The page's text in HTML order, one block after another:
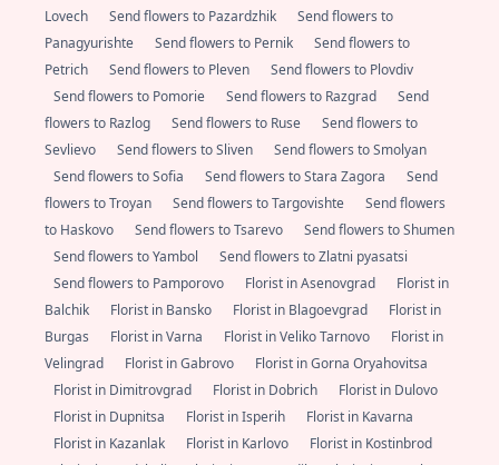
Lovech
Send flowers to Pazardzhik
Send flowers to
Panagyurishte
Send flowers to Pernik
Send flowers to
Petrich
Send flowers to Pleven
Send flowers to Plovdiv
Send flowers to Pomorie
Send flowers to Razgrad
Send
flowers to Razlog
Send flowers to Ruse
Send flowers to
Sevlievo
Send flowers to Sliven
Send flowers to Smolyan
Send flowers to Sofia
Send flowers to Stara Zagora
Send
flowers to Troyan
Send flowers to Targovishte
Send flowers
to Haskovo
Send flowers to Tsarevo
Send flowers to Shumen
Send flowers to Yambol
Send flowers to Zlatni pyasatsi
Send flowers to Pamporovo
Florist in Asenovgrad
Florist in
Balchik
Florist in Bansko Florist in Blagoevgrad
Florist in
Burgas
Florist in Varna Florist in Veliko Tarnovo
Florist in
Velingrad
Florist in Gabrovo
Florist in Gorna Oryahovitsa
Florist in Dimitrovgrad
Florist in Dobrich
Florist in Dulovo
Florist in Dupnitsa
Florist in Isperih
Florist in Kavarna
Florist in Kazanlak
Florist in Karlovo
Florist in Kostinbrod